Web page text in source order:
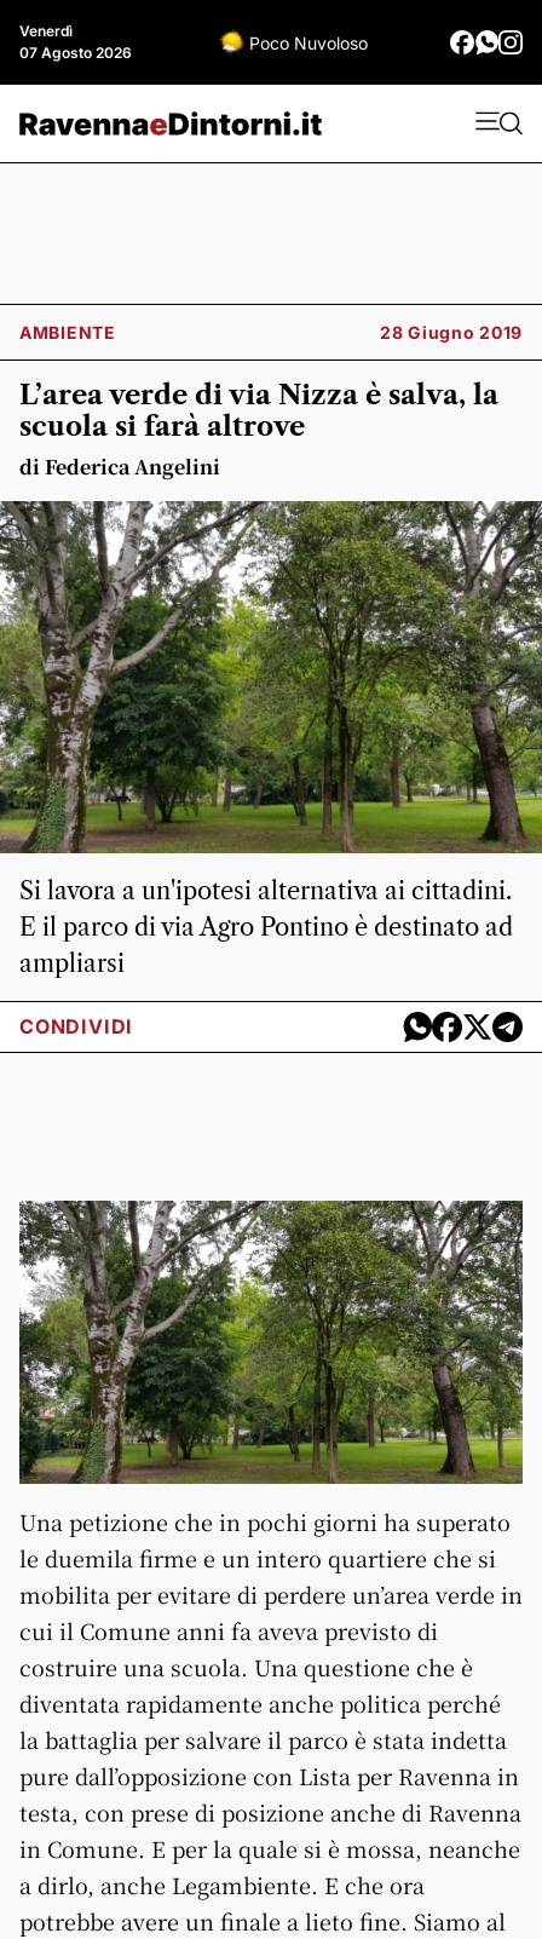
Venerdì
07 Agosto 2026
Poco Nuvoloso
AMBIENTE 28 Giugno 2019
L’area verde di via Nizza è salva, la
scuola si farà altrove
di Federica Angelini
Si lavora a un'ipotesi alternativa ai cittadini.
E il parco di via Agro Pontino è destinato ad
ampliarsi
CONDIVIDI
Una petizione che in pochi giorni ha superato
le duemila firme e un intero quartiere che si
mobilita per evitare di perdere un’area verde in
cui il Comune anni fa aveva previsto di
costruire una scuola. Una questione che è
diventata rapidamente anche politica perché
la battaglia per salvare il parco è stata indetta
pure dall’opposizione con Lista per Ravenna in
testa, con prese di posizione anche di Ravenna
in Comune. E per la quale si è mossa, neanche
a dirlo, anche Legambiente. E che ora
potrebbe avere un finale a lieto fine. Siamo al